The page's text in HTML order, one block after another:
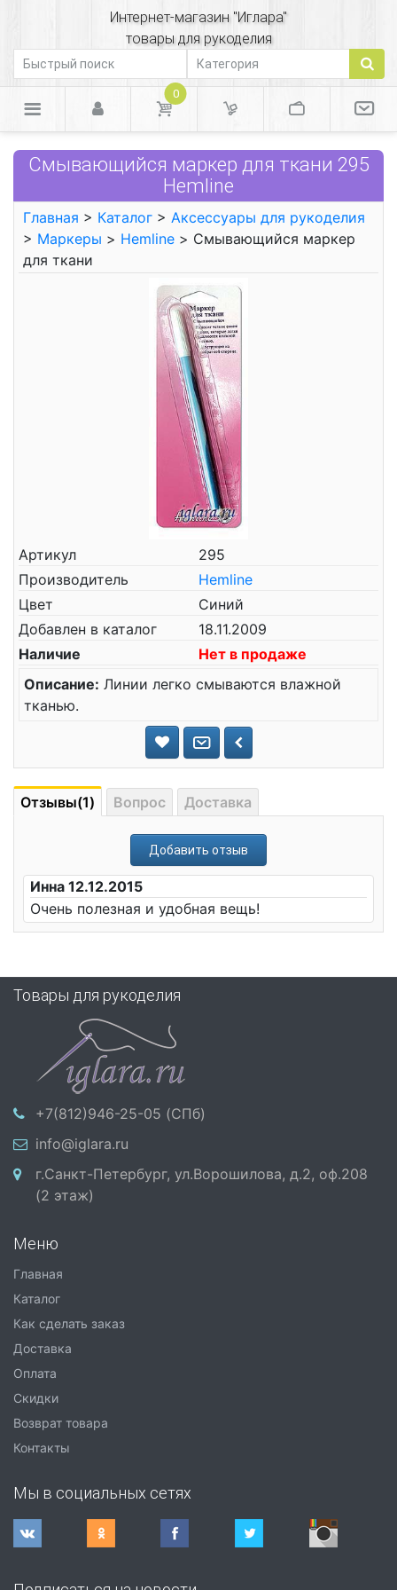
Интернет-магазин "Иглара"
товары для рукоделия
0
Смывающийся маркер для ткани 295
Hemline
Главная > Каталог > Аксессуары для рукоделия
> Маркеры > Hemline > Смывающийся маркер
для ткани
Артикул
295
Производитель
Hemline
Цвет
Синий
Добавлен в каталог
18.11.2009
Наличие
Нет в продаже
Описание: Линии легко смываются влажной
тканью.
Отзывы(1) Вопрос Доставка
Добавить отзыв
Инна 12.12.2015
Очень полезная и удобная вещь!
Товары для рукоделия
+7(812)946-25-05 (СПб)
info@iglara.ru
г.Санкт-Петербург, ул.Ворошилова, д.2, оф.208
(2 этаж)
Меню
Главная
Каталог
Как сделать заказ
Доставка
Оплата
Скидки
Возврат товара
Контакты
Мы в социальных сетях